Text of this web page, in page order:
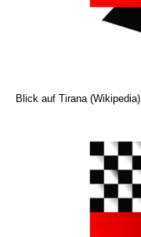
Blick auf Tirana (Wikipedia)